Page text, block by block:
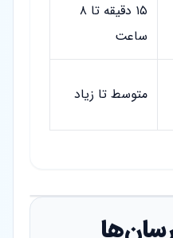
۱۵ دقیقه تا ۸
ساعت
متوسط تا زیاد